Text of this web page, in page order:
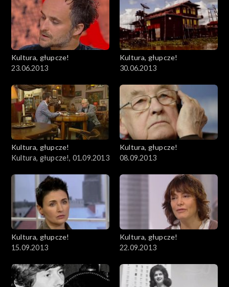
Kultura, głupcze!
23.06.2013
Kultura, głupcze!
30.06.2013
Kultura, głupcze!
Kultura, głupcze!, 01.09.2013
Kultura, głupcze!
08.09.2013
Kultura, głupcze!
15.09.2013
Kultura, głupcze!
22.09.2013